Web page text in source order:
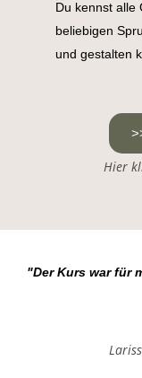
Du kennst alle
beliebigen
und gestalten
Hier
"Der Kurs war für